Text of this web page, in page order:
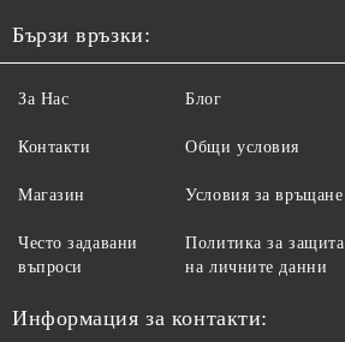
Бързи връзки:
За Нас
Контакти
Магазин
Често задавани
въпроси
Блог
Общи условия
Условия за връщане
Политика за защита
на личните данни
Информация за контакти: